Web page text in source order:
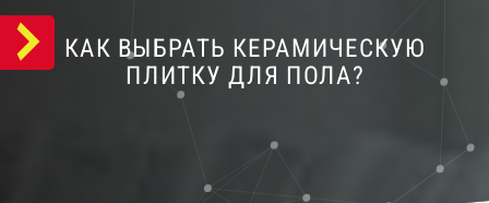
КАК ВЫБРАТЬ КЕРАМИЧЕСКУЮ
ПЛИТКУ ДЛЯ ПОЛА?